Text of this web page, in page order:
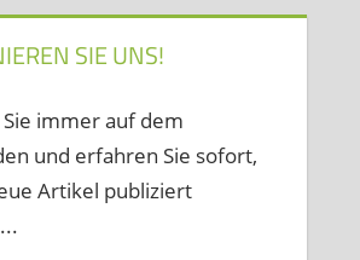
SIE UNS!
immer auf dem
und erfahren Sie sofort,
Artikel publiziert